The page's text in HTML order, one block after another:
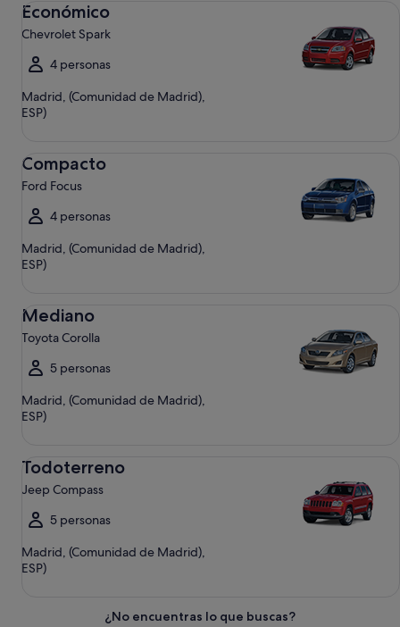
Económico
Chevrolet Spark
4 personas
Madrid, (Comunidad de Madrid),
ESP)
Compacto
Ford Focus
4 personas
Madrid, (Comunidad de Madrid),
ESP)
Mediano
Toyota Corolla
5 personas
Madrid, (Comunidad de Madrid),
ESP)
Todoterreno
Jeep Compass
5 personas
Madrid, (Comunidad de Madrid),
ESP)
¿No encuentras lo que buscas?